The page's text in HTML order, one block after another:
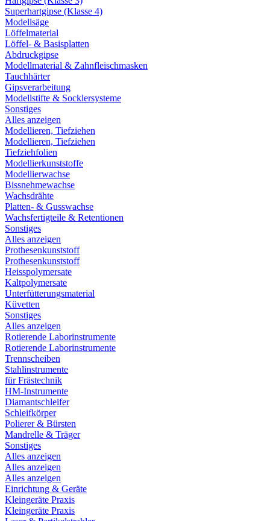
Superhartgipse (Klasse 4)
Modellsäge
Löffelmaterial
Löffel- & Basisplatten
Abdruckgipse
Modellmaterial & Zahnfleischmasken
Tauchhärter
Gipsverarbeitung
Modellstifte & Socklersysteme
Sonstiges
Alles anzeigen
Modellieren, Tiefziehen
Modellieren, Tiefziehen
Tiefziehfolien
Modellierkunststoffe
Modellierwachse
Bissnehmewachse
Wachsdrähte
Platten- & Gusswachse
Wachsfertigteile & Retentionen
Sonstiges
Alles anzeigen
Prothesenkunststoff
Prothesenkunststoff
Heisspolymersate
Kaltpolymersate
Unterfütterungsmaterial
Küvetten
Sonstiges
Alles anzeigen
Rotierende Laborinstrumente
Rotierende Laborinstrumente
Trennscheiben
Stahlinstrumente
für Frästechnik
HM-Instrumente
Diamantschleifer
Schleifkörper
Polierer & Bürsten
Mandrelle & Träger
Sonstiges
Alles anzeigen
Alles anzeigen
Alles anzeigen
Einrichtung & Geräte
Kleingeräte Praxis
Kleingeräte Praxis